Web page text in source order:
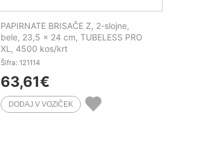
PAPIRNATE BRISAČE Z, 2-slojne,
bele, 23,5 x 24 cm, TUBELESS PRO
XL, 4500 kos/krt
Šifra: 121114
63,61€